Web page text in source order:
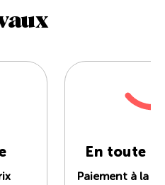
En toute
Paiement à la